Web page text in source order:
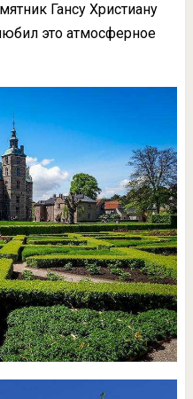
Гансу Христиану
это атмосферное